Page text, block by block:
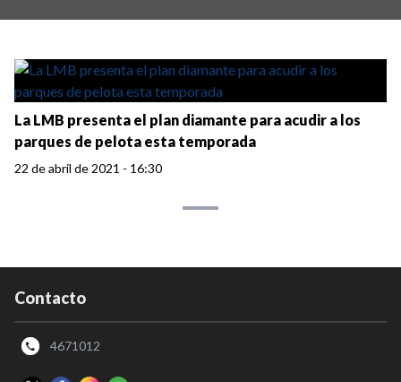
La LMB presenta el plan diamante para acudir a los
parques de pelota esta temporada
22 de abril de 2021 - 16:30
Contacto
4671012